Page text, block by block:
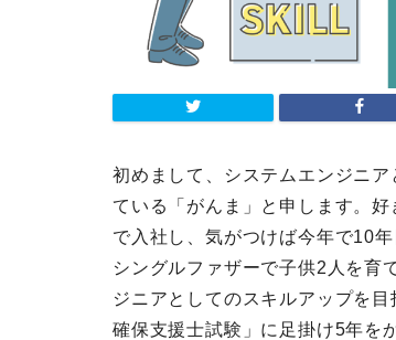
初めまして、システムエンジニ
ている「がんま」と申します。
で入社し、気がつけば今年で10
シングルファザーで子供2人を育
ジニアとしてのスキルアップを
確保支援士試験」に足掛け5年を